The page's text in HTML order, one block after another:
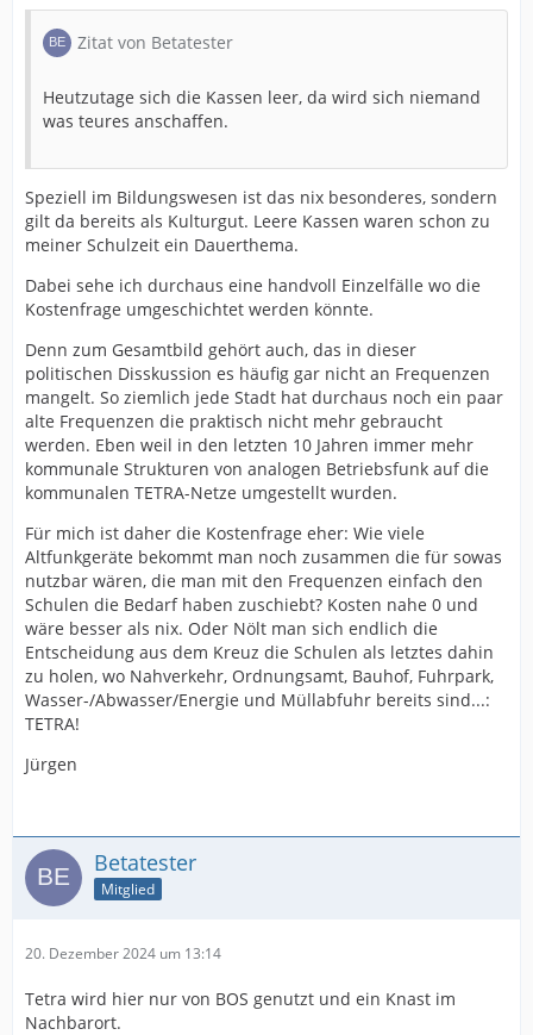
Zitat von Betatester
Heutzutage sich die Kassen leer, da wird sich niemand
was teures anschaffen.
Speziell im Bildungswesen ist das nix besonderes, sondern
gilt da bereits als Kulturgut. Leere Kassen waren schon zu
meiner Schulzeit ein Dauerthema.
Dabei sehe ich durchaus eine handvoll Einzelfälle wo die
Kostenfrage umgeschichtet werden könnte.
Denn zum Gesamtbild gehört auch, das in dieser
politischen Disskussion es häufig gar nicht an Frequenzen
mangelt. So ziemlich jede Stadt hat durchaus noch ein paar
alte Frequenzen die praktisch nicht mehr gebraucht
werden. Eben weil in den letzten 10 Jahren immer mehr
kommunale Strukturen von analogen Betriebsfunk auf die
kommunalen TETRA-Netze umgestellt wurden.
Für mich ist daher die Kostenfrage eher: Wie viele
Altfunkgeräte bekommt man noch zusammen die für sowas
nutzbar wären, die man mit den Frequenzen einfach den
Schulen die Bedarf haben zuschiebt? Kosten nahe 0 und
wäre besser als nix. Oder Nölt man sich endlich die
Entscheidung aus dem Kreuz die Schulen als letztes dahin
zu holen, wo Nahverkehr, Ordnungsamt, Bauhof, Fuhrpark,
Wasser-/Abwasser/Energie und Müllabfuhr bereits sind...:
TETRA!
Jürgen
Betatester
Mitglied
20. Dezember 2024 um 13:14
Tetra wird hier nur von BOS genutzt und ein Knast im
Nachbarort.